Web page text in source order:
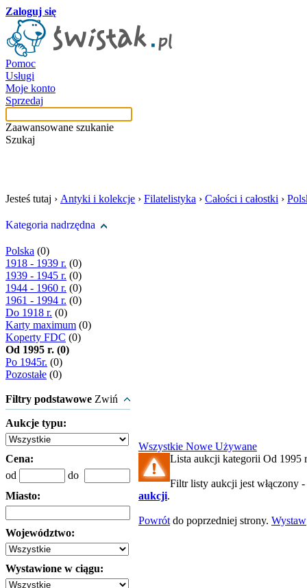
Zaloguj się
Pomoc
Usługi
Moje konto
Sprzedaj
Zaawansowane szukanie
Szukaj
Jesteś tutaj › Antyki i kolekcje › Filatelistyka › Całości i całostki ›
Kategoria nadrzędna
Polska (0)
1918 - 1939 r. (0)
1939 - 1945 r. (0)
1944 - 1960 r. (0)
1961 - 1994 r. (0)
Do 1918 r. (0)
Karty maximum (0)
Koperty FDC (0)
Od 1995 r. (0)
Po 1945r. (0)
Pozostałe (0)
Filtry podstawowe Zwiń
Aukcje typu:
Cena:
od
do
Miasto:
Województwo:
Wystawione w ciągu:
Wszystkie Nowe Używane
Lista aukcji kategorii Od 1995
Filtr listy aukcji jest włączony -
aukcji.
Powrót do poprzedniej strony. Wystaw